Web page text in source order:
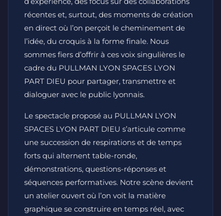
récentes et, surtout, des moments de création
en direct où l’on perçoit le cheminement de
l’idée, du croquis à la forme finale. Nous
sommes fiers d’offrir à ces voix singulières le
cadre du PULLMAN LYON SPACES LYON
PART DIEU pour partager, transmettre et
dialoguer avec le public lyonnais.
Le spectacle proposé au PULLMAN LYON
SPACES LYON PART DIEU s’articule comme
une succession de respirations et de temps
forts qui alternent table-ronde,
démonstrations, questions-réponses et
séquences performatives. Notre scène devient
un atelier ouvert où l’on voit la matière
graphique se construire en temps réel, avec